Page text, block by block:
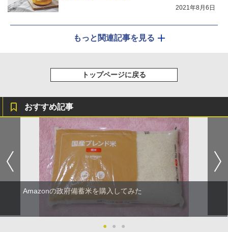
2021年8月6日
もっと関連記事を見る
トップページに戻る
おすすめ記事
Amazonの政府備蓄米を購入してみた
● ● ●